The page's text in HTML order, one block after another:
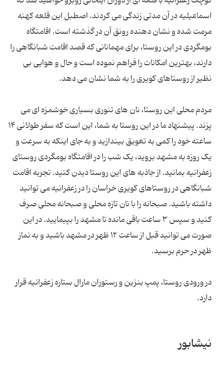
اسماعیلیه در آن مدتی زندگی می کردند. اصطبل این قلعه کهنه
مرمت شده و نشان دهنده رونق آن در گذشته است. اقامتگاه
بومگردی در این روستا، برای مهمانانی که قصد اقامت شبانگاهی را
دارند، بهترین امکانات را فراهم نموده است و حال و هوایی بی
نظیر از روستاهای کویری را به شما نشان می دهد.
مردم محلی این روستا، نان های تنوری بسیاری خوشمزه ای می
پزند. پیشنهاد ما در این روستا به شما، این است که سفر طولانی ۱۴
ساعته خود را کمی به تعویق بیندازید و به جای اینکه به سرعت و
یک روزه به مشهد بروید، یک شب را در اقامتگاه بومگردی روستای
زعفرانیه بمانید. از جاذبه های این روستا دیدن کنید. تجربه اقامت
شبانگاهی در روستاهای کویری خراسان را در زعفرانیه می توانید
داشته باشید. صبحانه را با نان تازه محلی و صبحانه محلی صرف
کنید و سپس ۳ ساعت باقی مانده تا مشهد را بپیمایید. در این
صورت می توانید قبل از ساعت ۱۲ ظهر در مشهد باشید و به نماز
ظهر در حرم برسید.
در ورودی روستا، پمپ بنزین و رستوران مارال ستاره زعفرانیه قرار
دارد.
نیشابور